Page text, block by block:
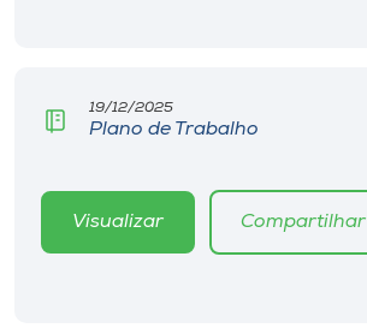
19/12/2025
Plano de Trabalho
Visualizar Compartilhar